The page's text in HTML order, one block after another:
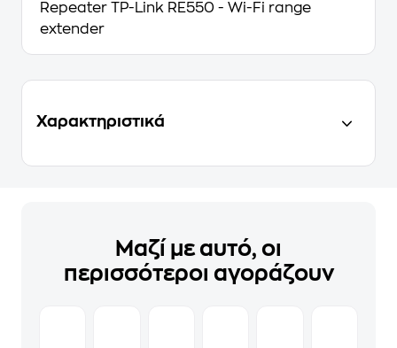
Repeater TP-Link RE550 - Wi-Fi range
extender
Χαρακτηριστικά
Μαζί με αυτό, οι
περισσότεροι αγοράζουν